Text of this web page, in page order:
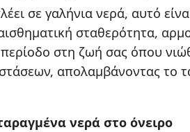
σε γαλήνια νερά, αυτό
σταθερότητα,
στη ζωή σας όπου
απολαμβάνοντας το
νερά στο όνειρο